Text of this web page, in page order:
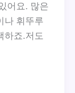
어요. 많은
나 휘뚜루
하죠.저도